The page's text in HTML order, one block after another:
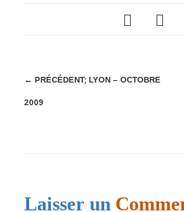
N
a
a
← PRÉCÉDENT; LYON – OCTOBRE
2009
Laisser un